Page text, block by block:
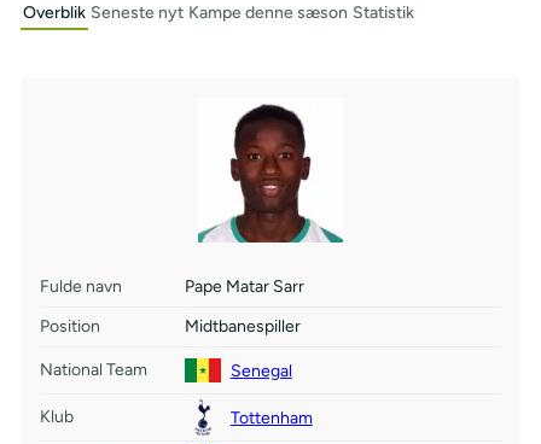
Overblik Seneste nyt Kampe denne sæson Statistik
Fulde navn
Pape Matar Sarr
Position
Midtbanespiller
National Team Senegal
Klub Tottenham